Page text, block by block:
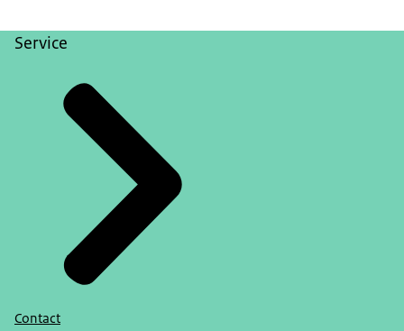
Service
Contact